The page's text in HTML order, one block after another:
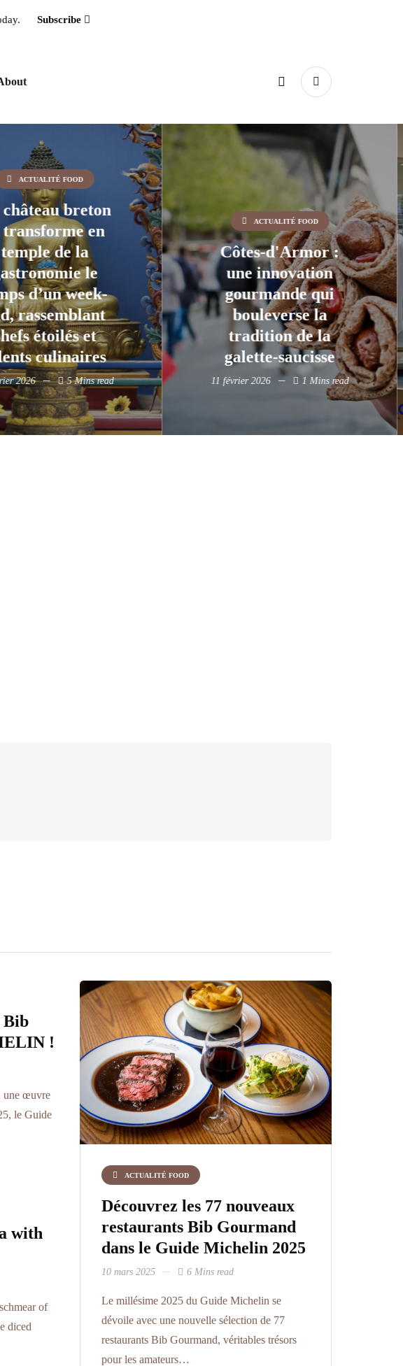
Subscribe
ACTUALITÉ FOOD
d'Armor :
innovation
qui
bouleverse la
de la
saucisse
2026 1 Mins read
ACTUALITÉ FOOD
Lancement officiel
de la nouvelle
Cuisine centrale :
un pas vers
l'innovation
culinaire
6 février 2026 5 Mins read
Bib
!
une œuvre
le Guide
with
of
diced
ACTUALITÉ FOOD
Découvrez les 77 nouveaux
restaurants Bib Gourmand
dans le Guide Michelin 2025
10 mars 2025 6 Mins read
Le millésime 2025 du Guide Michelin se
dévoile avec une nouvelle sélection de 77
restaurants Bib Gourmand, véritables trésors
pour les amateurs…